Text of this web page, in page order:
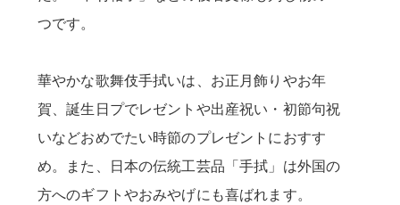
つです。
華やかな歌舞伎手拭いは、お正月飾りやお年
賀、誕生日プでレゼントや出産祝い・初節句祝
いなどおめでたい時節のプレゼントにおすす
め。また、日本の伝統工芸品「手拭」は外国の
方へのギフトやおみやげにも喜ばれます。